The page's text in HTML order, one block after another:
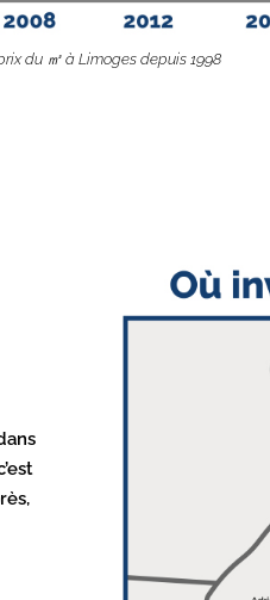
du ㎡ à Limoges depuis 1998